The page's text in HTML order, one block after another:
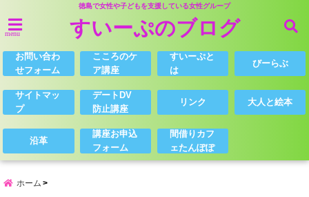
徳島で女性や子どもを支援している女性グループ
menu すいーぷのブログ
お問い合わ
せフォーム
こころのケ
ア講座
すいーぷと
は
びーらぶ
サイトマッ
プ
デートDV
防止講座
リンク 大人と絵本
沿革
講座お申込
フォーム
間借りカフ
ェたんぽぽ
ホーム